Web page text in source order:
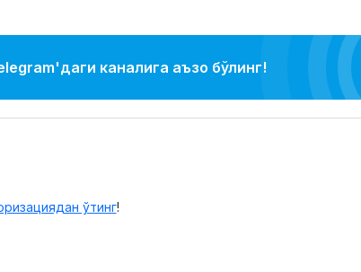
каналига аъзо бўлинг!
ўтинг!